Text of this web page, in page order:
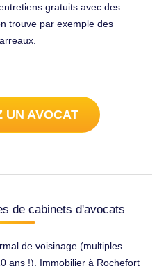
gratuits avec des
trouve par exemple des
UN AVOCAT
de cabinets d'avocats
de voisinage (multiples
ans !). Immobilier à Rochefort